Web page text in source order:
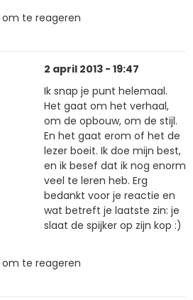
om te reageren
2 april 2013 - 19:47
Ik snap je punt helemaal.
Het gaat om het verhaal,
om de opbouw, om de stijl.
En het gaat erom of het de
lezer boeit. Ik doe mijn best,
en ik besef dat ik nog enorm
veel te leren heb. Erg
bedankt voor je reactie en
wat betreft je laatste zin: je
slaat de spijker op zijn kop :)
om te reageren